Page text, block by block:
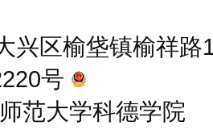
兴区榆垡镇榆祥路
号
范大学科德学院